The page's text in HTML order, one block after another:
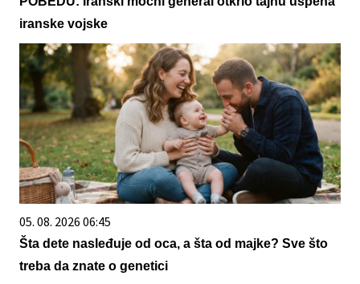
iranske vojske
05. 08. 2026 06:45
Šta dete nasleđuje od oca, a šta od majke? Sve što
treba da znate o genetici